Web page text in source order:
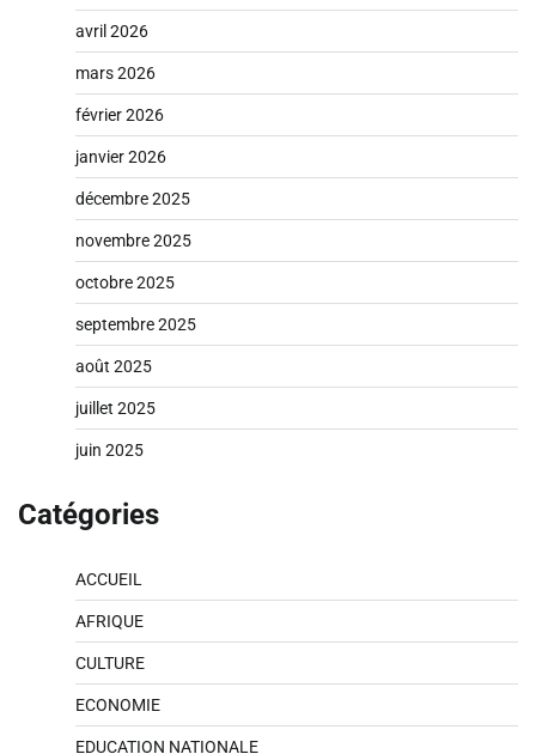
avril 2026
mars 2026
février 2026
janvier 2026
décembre 2025
novembre 2025
octobre 2025
septembre 2025
août 2025
juillet 2025
juin 2025
Catégories
ACCUEIL
AFRIQUE
CULTURE
ECONOMIE
EDUCATION NATIONALE